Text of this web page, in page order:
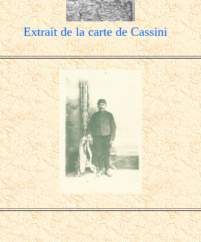
Extrait de la carte de Cassini